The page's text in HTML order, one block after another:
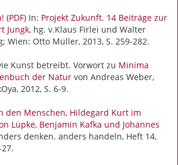
(PDF) In: Projekt Zukunft. 14 Beiträge zur
Jungk, hg. v.Klaus Firlei und Walter
Wien: Otto Müller, 2013, S. 259-282.
Kunst betreibt. Vorwort zu Minima
der Natur von Andreas Weber,
2012, S. 6-9.
den Menschen, Hildegard Kurt im
Lüpke, Benjamin Kafka und Johannes
denken. anders handeln, Heft 14,